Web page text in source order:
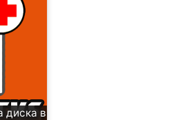
диска в